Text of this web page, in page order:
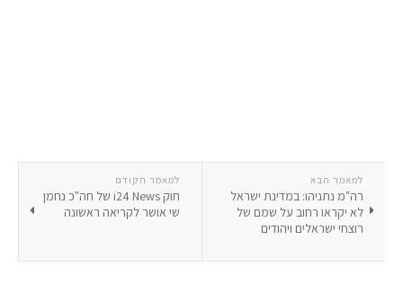
למאמר הקודם
חוק i24 News של חה"כ נחמן
שי אושר לקריאה ראשונה
למאמר הבא
רה"מ נתניהו: במדינת ישראל
לא יקראו רחוב על שמם של
רוצחי ישראלים ויהודים